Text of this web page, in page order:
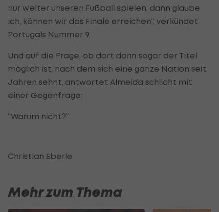
nur weiter unseren Fußball spielen, dann glaube
ich, können wir das Finale erreichen“, verkündet
Portugals Nummer 9.
Und auf die Frage, ob dort dann sogar der Titel
möglich ist, nach dem sich eine ganze Nation seit
Jahren sehnt, antwortet Almeida schlicht mit
einer Gegenfrage:
“Warum nicht?”
Christian Eberle
Mehr zum Thema